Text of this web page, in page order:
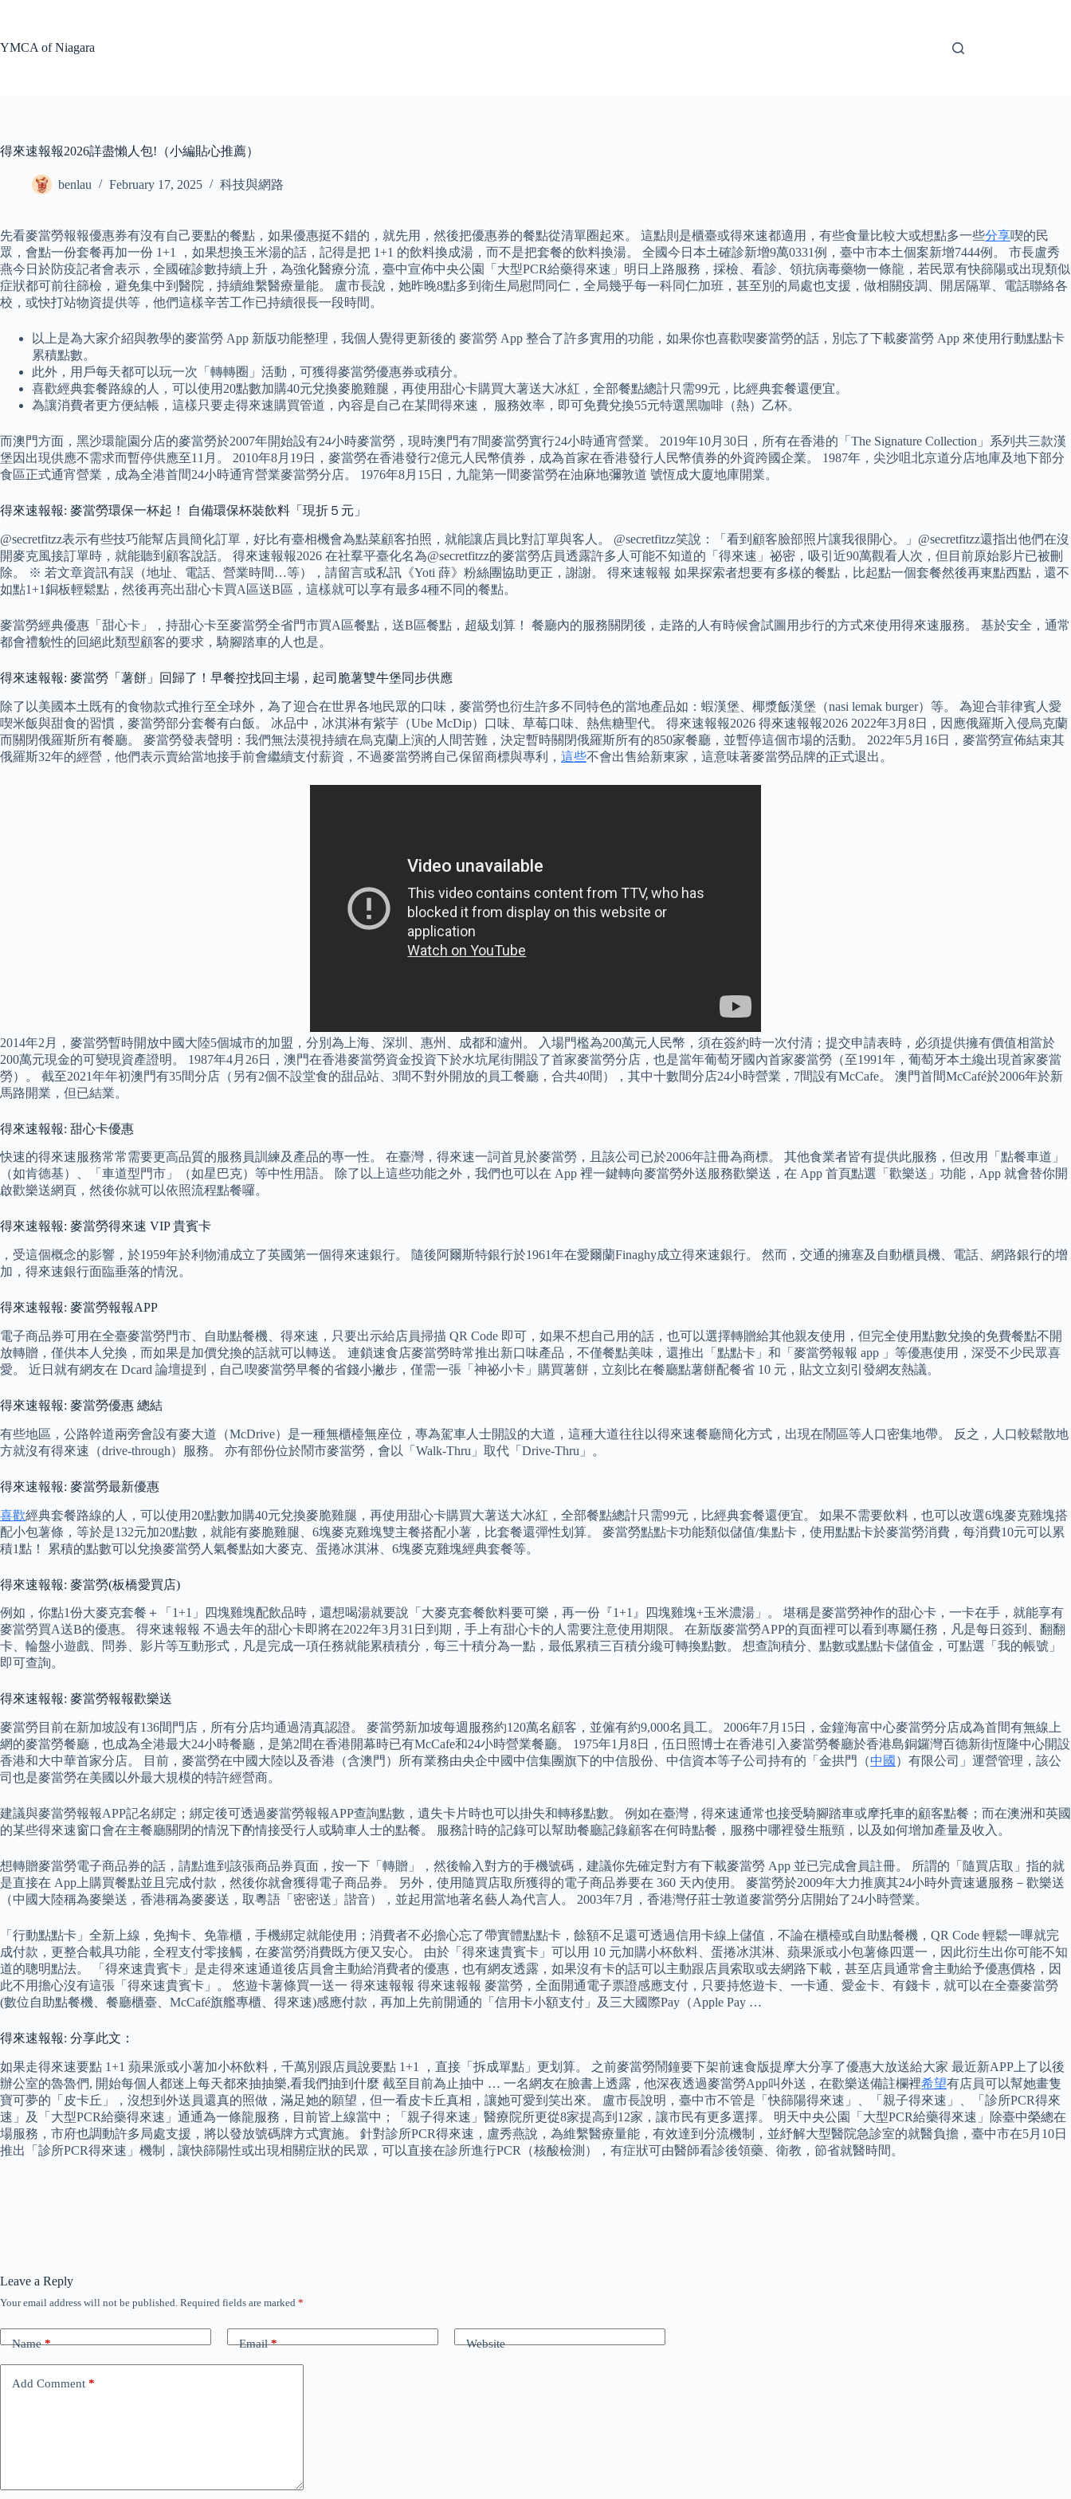
YMCA of Niagara
得來速報報2026詳盡懶人包!（小編貼心推薦）
benlau February 17, 2025 科技與網路
先看麥當勞報報優惠券有沒有自己要點的餐點，如果優惠挺不錯的，就先用，然後把優惠券的餐點從清單圈起來。 這點則是櫃臺或得來速都適用，有些食量比較大或想點多一些分享喫的民
眾，會點一份套餐再加一份 1+1 ，如果想換玉米湯的話，記得是把 1+1 的飲料換成湯，而不是把套餐的飲料換湯。 全國今日本土確診新增9萬0331例，臺中市本土個案新增7444例。 市長盧秀
燕今日於防疫記者會表示，全國確診數持續上升，為強化醫療分流，臺中宣佈中央公園「大型PCR給藥得來速」明日上路服務，採檢、看診、領抗病毒藥物一條龍，若民眾有快篩陽或出現類似
症狀都可前往篩檢，避免集中到醫院，持續維繫醫療量能。 盧市長說，她昨晚8點多到衛生局慰問同仁，全局幾乎每一科同仁加班，甚至別的局處也支援，做相關疫調、開居隔單、電話聯絡各
校，或快打站物資提供等，他們這樣辛苦工作已持續很長一段時間。
以上是為大家介紹與教學的麥當勞 App 新版功能整理，我個人覺得更新後的 麥當勞 App 整合了許多實用的功能，如果你也喜歡喫麥當勞的話，別忘了下載麥當勞 App 來使用行動點點卡
累積點數。
此外，用戶每天都可以玩一次「轉轉圈」活動，可獲得麥當勞優惠券或積分。
喜歡經典套餐路線的人，可以使用20點數加購40元兌換麥脆雞腿，再使用甜心卡購買大薯送大冰紅，全部餐點總計只需99元，比經典套餐還便宜。
為讓消費者更方便結帳，這樣只要走得來速購買管道，內容是自己在某間得來速， 服務效率，即可免費兌換55元特選黑咖啡（熱）乙杯。
而澳門方面，黑沙環龍園分店的麥當勞於2007年開始設有24小時麥當勞，現時澳門有7間麥當勞實行24小時通宵營業。 2019年10月30日，所有在香港的「The Signature Collection」系列共三款漢
堡因出現供應不需求而暫停供應至11月。 2010年8月19日，麥當勞在香港發行2億元人民幣債券，成為首家在香港發行人民幣債券的外資跨國企業。 1987年，尖沙咀北京道分店地庫及地下部分
食區正式通宵營業，成為全港首間24小時通宵營業麥當勞分店。 1976年8月15日，九龍第一間麥當勞在油麻地彌敦道 號恆成大廈地庫開業。
得來速報報: 麥當勞環保一杯起！ 自備環保杯裝飲料「現折５元」
@secretfitzz表示有些技巧能幫店員簡化訂單，好比有臺相機會為點菜顧客拍照，就能讓店員比對訂單與客人。 @secretfitzz笑說：「看到顧客臉部照片讓我很開心。」@secretfitzz還指出他們在沒
開麥克風接訂單時，就能聽到顧客說話。 得來速報報2026 在社羣平臺化名為@secretfitzz的麥當勞店員透露許多人可能不知道的「得來速」祕密，吸引近90萬觀看人次，但目前原始影片已被刪
除。 ※ 若文章資訊有誤（地址、電話、營業時間…等），請留言或私訊《Yoti 薛》粉絲團協助更正，謝謝。 得來速報報 如果探索者想要有多樣的餐點，比起點一個套餐然後再東點西點，還不
如點1+1銅板輕鬆點，然後再亮出甜心卡買A區送B區，這樣就可以享有最多4種不同的餐點。
麥當勞經典優惠「甜心卡」，持甜心卡至麥當勞全省門市買A區餐點，送B區餐點，超級划算！ 餐廳內的服務關閉後，走路的人有時候會試圖用步行的方式來使用得來速服務。 基於安全，通常
都會禮貌性的回絕此類型顧客的要求，騎腳踏車的人也是。
得來速報報: 麥當勞「薯餅」回歸了！早餐控找回主場，起司脆薯雙牛堡同步供應
除了以美國本土既有的食物款式推行至全球外，為了迎合在世界各地民眾的口味，麥當勞也衍生許多不同特色的當地產品如：蝦漢堡、椰漿飯漢堡（nasi lemak burger）等。 為迎合菲律賓人愛
喫米飯與甜食的習慣，麥當勞部分套餐有白飯。 冰品中，冰淇淋有紫芋（Ube McDip）口味、草莓口味、熱焦糖聖代。 得來速報報2026 得來速報報2026 2022年3月8日，因應俄羅斯入侵烏克蘭
而關閉俄羅斯所有餐廳。 麥當勞發表聲明：我們無法漠視持續在烏克蘭上演的人間苦難，決定暫時關閉俄羅斯所有的850家餐廳，並暫停這個市場的活動。 2022年5月16日，麥當勞宣佈結束其
俄羅斯32年的經營，他們表示賣給當地接手前會繼續支付薪資，不過麥當勞將自己保留商標與專利， 這些不會出售給新東家，這意味著麥當勞品牌的正式退出。
2014年2月，麥當勞暫時開放中國大陸5個城市的加盟，分別為上海、深圳、惠州、成都和瀘州。 入場門檻為200萬元人民幣，須在簽約時一次付清；提交申請表時，必須提供擁有價值相當於
200萬元現金的可變現資產證明。 1987年4月26日，澳門在香港麥當勞資金投資下於水坑尾街開設了首家麥當勞分店，也是當年葡萄牙國內首家麥當勞（至1991年，葡萄牙本土纔出現首家麥當
勞）。 截至2021年年初澳門有35間分店（另有2個不設堂食的甜品站、3間不對外開放的員工餐廳，合共40間），其中十數間分店24小時營業，7間設有McCafe。 澳門首間McCafé於2006年於新
馬路開業，但已結業。
得來速報報: 甜心卡優惠
快速的得來速服務常常需要更高品質的服務員訓練及產品的專一性。 在臺灣，得來速一詞首見於麥當勞，且該公司已於2006年註冊為商標。 其他食業者皆有提供此服務，但改用「點餐車道」
（如肯德基）、「車道型門市」（如星巴克）等中性用語。 除了以上這些功能之外，我們也可以在 App 裡一鍵轉向麥當勞外送服務歡樂送，在 App 首頁點選「歡樂送」功能，App 就會替你開
啟歡樂送網頁，然後你就可以依照流程點餐囉。
得來速報報: 麥當勞得來速 VIP 貴賓卡
，受這個概念的影響，於1959年於利物浦成立了英國第一個得來速銀行。 隨後阿爾斯特銀行於1961年在愛爾蘭Finaghy成立得來速銀行。 然而，交通的擁塞及自動櫃員機、電話、網路銀行的增
加，得來速銀行面臨垂落的情況。
得來速報報: 麥當勞報報APP
電子商品券可用在全臺麥當勞門市、自助點餐機、得來速，只要出示給店員掃描 QR Code 即可，如果不想自己用的話，也可以選擇轉贈給其他親友使用，但完全使用點數兌換的免費餐點不開
放轉贈，僅供本人兌換，而如果是加價兌換的話就可以轉送。 連鎖速食店麥當勞時常推出新口味產品，不僅餐點美味，還推出「點點卡」和「麥當勞報報 app 」等優惠使用，深受不少民眾喜
愛。 近日就有網友在 Dcard 論壇提到，自己喫麥當勞早餐的省錢小撇步，僅需一張「神祕小卡」購買薯餅，立刻比在餐廳點薯餅配餐省 10 元，貼文立刻引發網友熱議。
得來速報報: 麥當勞優惠 總結
有些地區，公路幹道兩旁會設有麥大道（McDrive）是一種無櫃檯無座位，專為駕車人士開設的大道，這種大道往往以得來速餐廳簡化方式，出現在鬧區等人口密集地帶。 反之，人口較鬆散地
方就沒有得來速（drive-through）服務。 亦有部份位於鬧市麥當勞，會以「Walk-Thru」取代「Drive-Thru」。
得來速報報: 麥當勞最新優惠
喜歡經典套餐路線的人，可以使用20點數加購40元兌換麥脆雞腿，再使用甜心卡購買大薯送大冰紅，全部餐點總計只需99元，比經典套餐還便宜。 如果不需要飲料，也可以改選6塊麥克雞塊搭
配小包薯條，等於是132元加20點數，就能有麥脆雞腿、6塊麥克雞塊雙主餐搭配小薯，比套餐還彈性划算。 麥當勞點點卡功能類似儲值/集點卡，使用點點卡於麥當勞消費，每消費10元可以累
積1點！ 累積的點數可以兌換麥當勞人氣餐點如大麥克、蛋捲冰淇淋、6塊麥克雞塊經典套餐等。
得來速報報: 麥當勞(板橋愛買店)
例如，你點1份大麥克套餐＋「1+1」四塊雞塊配飲品時，還想喝湯就要說「大麥克套餐飲料要可樂，再一份『1+1』四塊雞塊+玉米濃湯」。 堪稱是麥當勞神作的甜心卡，一卡在手，就能享有
麥當勞買A送B的優惠。 得來速報報 不過去年的甜心卡即將在2022年3月31日到期，手上有甜心卡的人需要注意使用期限。 在新版麥當勞APP的頁面裡可以看到專屬任務，凡是每日簽到、翻翻
卡、輪盤小遊戲、問券、影片等互動形式，凡是完成一項任務就能累積積分，每三十積分為一點，最低累積三百積分纔可轉換點數。 想查詢積分、點數或點點卡儲值金，可點選「我的帳號」
即可查詢。
得來速報報: 麥當勞報報歡樂送
麥當勞目前在新加坡設有136間門店，所有分店均通過清真認證。 麥當勞新加坡每週服務約120萬名顧客，並僱有約9,000名員工。 2006年7月15日，金鐘海富中心麥當勞分店成為首間有無線上
網的麥當勞餐廳，也成為全港最大24小時餐廳，是第2間在香港開幕時已有McCafe和24小時營業餐廳。 1975年1月8日，伍日照博士在香港引入麥當勞餐廳於香港島銅鑼灣百德新街恆隆中心開設
香港和大中華首家分店。 目前，麥當勞在中國大陸以及香港（含澳門）所有業務由央企中國中信集團旗下的中信股份、中信資本等子公司持有的「金拱門（中國 ）有限公司」運營管理，該公
司也是麥當勞在美國以外最大規模的特許經營商。
建議與麥當勞報報APP記名綁定；綁定後可透過麥當勞報報APP查詢點數，遺失卡片時也可以掛失和轉移點數。 例如在臺灣，得來速通常也接受騎腳踏車或摩托車的顧客點餐；而在澳洲和英國
的某些得來速窗口會在主餐廳關閉的情況下酌情接受行人或騎車人士的點餐。 服務計時的記錄可以幫助餐廳記錄顧客在何時點餐，服務中哪裡發生瓶頸，以及如何增加產量及收入。
想轉贈麥當勞電子商品券的話，請點進到該張商品券頁面，按一下「轉贈」，然後輸入對方的手機號碼，建議你先確定對方有下載麥當勞 App 並已完成會員註冊。 所謂的「隨買店取」指的就
是直接在 App上購買餐點並且完成付款，然後你就會獲得電子商品券。 另外，使用隨買店取所獲得的電子商品券要在 360 天內使用。 麥當勞於2009年大力推廣其24小時外賣速遞服務－歡樂送
（中國大陸稱為麥樂送，香港稱為麥麥送，取粵語「密密送」諧音），並起用當地著名藝人為代言人。 2003年7月，香港灣仔莊士敦道麥當勞分店開始了24小時營業。
「行動點點卡」全新上線，免掏卡、免靠櫃，手機綁定就能使用；消費者不必擔心忘了帶實體點點卡，餘額不足還可透過信用卡線上儲值，不論在櫃檯或自助點餐機，QR Code 輕鬆一嗶就完
成付款，更整合載具功能，全程支付零接觸，在麥當勞消費既方便又安心。 由於「得來速貴賓卡」可以用 10 元加購小杯飲料、蛋捲冰淇淋、蘋果派或小包薯條四選一，因此衍生出你可能不知
道的聰明點法。 「得來速貴賓卡」是走得來速通道後店員會主動給消費者的優惠，也有網友透露，如果沒有卡的話可以主動跟店員索取或去網路下載，甚至店員通常會主動給予優惠價格，因
此不用擔心沒有這張「得來速貴賓卡」。 悠遊卡薯條買一送一 得來速報報 得來速報報 麥當勞，全面開通電子票證感應支付，只要持悠遊卡、一卡通、愛金卡、有錢卡，就可以在全臺麥當勞
(數位自助點餐機、餐廳櫃臺、McCafé旗艦專櫃、得來速)感應付款，再加上先前開通的「信用卡小額支付」及三大國際Pay（Apple Pay …
得來速報報: 分享此文：
如果走得來速要點 1+1 蘋果派或小薯加小杯飲料，千萬別跟店員說要點 1+1 ，直接「拆成單點」更划算。 之前麥當勞鬧鐘要下架前速食版提摩大分享了優惠大放送給大家 最近新APP上了以後
辦公室的魯魯們, 開始每個人都迷上每天都來抽抽樂,看我們抽到什麼 截至目前為止抽中 … 一名網友在臉書上透露，他深夜透過麥當勞App叫外送，在歡樂送備註欄裡希望有店員可以幫她畫隻
寶可夢的「皮卡丘」，沒想到外送員還真的照做，滿足她的願望，但一看皮卡丘真相，讓她可愛到笑出來。 盧市長說明，臺中市不管是「快篩陽得來速」、「親子得來速」、「診所PCR得來
速」及「大型PCR給藥得來速」通通為一條龍服務，目前皆上線當中；「親子得來速」醫療院所更從8家提高到12家，讓市民有更多選擇。 明天中央公園「大型PCR給藥得來速」除臺中榮總在
場服務，市府也調動許多局處支援，將以發放號碼牌方式實施。 針對診所PCR得來速，盧秀燕說，為維繫醫療量能，有效達到分流機制，並紓解大型醫院急診室的就醫負擔，臺中市在5月10日
推出「診所PCR得來速」機制，讓快篩陽性或出現相關症狀的民眾，可以直接在診所進行PCR（核酸檢測），有症狀可由醫師看診後領藥、衛教，節省就醫時間。
Leave a Reply
Your email address will not be published. Required fields are marked *
Name* Email* Website
Add Comment *